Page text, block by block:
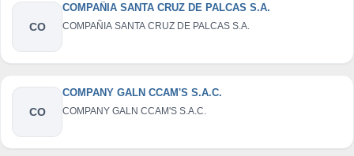
CO
COMPAÑIA SANTA CRUZ DE PALCAS S.A.
COMPAÑIA SANTA CRUZ DE PALCAS S.A.
CO
COMPANY GALN CCAM'S S.A.C.
COMPANY GALN CCAM'S S.A.C.